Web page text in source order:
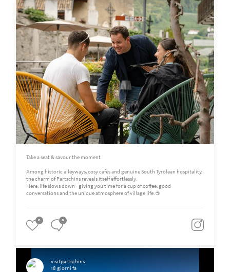
Take a seat & savour the moment
Among historic alleyways, cosy cafés and genuine South Tyrolean hospitality,
the charm of Partschins reveals itself effortlessly.
Here, life slows down - giving you time for a cup of coffee, good
conversations and the unique atmosphere of village life. ☕️
0 0
visitpartschins
18 giorni fa